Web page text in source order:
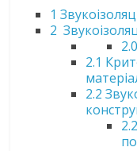
1
2
2.1
2.2